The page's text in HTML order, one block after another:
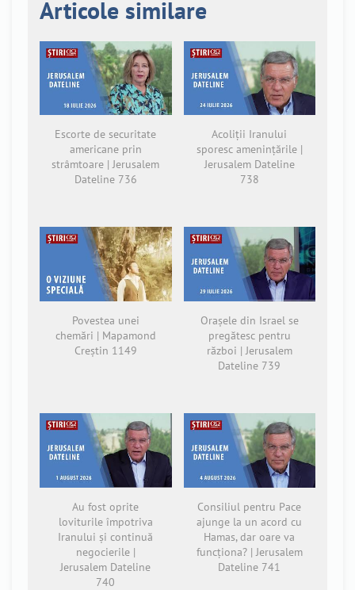
Articole similare
Escorte de securitate
americane prin
strâmtoare | Jerusalem
Dateline 736
Acoliții Iranului
sporesc amenințările |
Jerusalem Dateline
738
Povestea unei
chemări | Mapamond
Creștin 1149
Orașele din Israel se
pregătesc pentru
război | Jerusalem
Dateline 739
Au fost oprite
loviturile împotriva
Iranului și continuă
negocierile |
Jerusalem Dateline
740
Consiliul pentru Pace
ajunge la un acord cu
Hamas, dar oare va
funcționa? | Jerusalem
Dateline 741